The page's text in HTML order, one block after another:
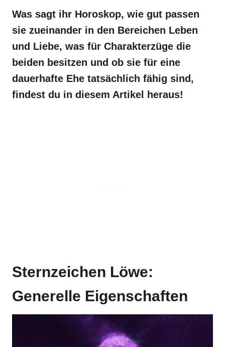
Was sagt ihr Horoskop, wie gut passen
sie zueinander in den Bereichen Leben
und Liebe, was für Charakterzüge die
beiden besitzen und ob sie für eine
dauerhafte Ehe tatsächlich fähig sind,
findest du in diesem Artikel heraus!
Sternzeichen Löwe:
Generelle Eigenschaften